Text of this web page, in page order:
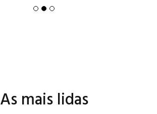
As mais lidas